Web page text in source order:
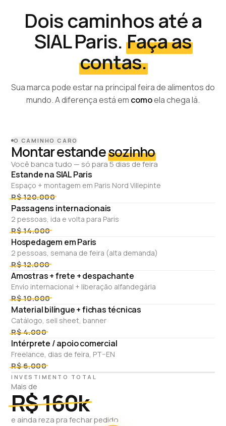
Dois caminhos até a
SIAL Paris. Faça as
contas.
Sua marca pode estar na principal feira de alimentos do
mundo. A diferença está em comoela chega lá.
O CAMINHO CARO
Montar estandesozinho
Você banca tudo — só para 5 dias de feira
Estande na SIAL Paris
Espaço + montagem em Paris Nord Villepinte
R$ 120.000
Passagens internacionais
2 pessoas, ida e volta para Paris
R$ 14.000
Hospedagem em Paris
2 pessoas, semana de feira (alta demanda)
R$ 12.000
Amostras + frete + despachante
Envio internacional + liberação alfandegária
R$ 10.000
Material bilíngue + fichas técnicas
Catálogo, sell sheet, banner
R$ 4.000
Intérprete / apoio comercial
Freelance, dias de feira, PT–EN
R$ 6.000
INVESTIMENTO TOTAL
Mais de
R$ 160k
e ainda reza pra fechar pedido